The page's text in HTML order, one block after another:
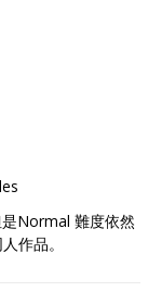
Normal 難度依然
作品。